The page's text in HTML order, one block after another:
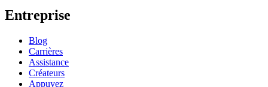
Entreprise
Blog
Carrières
Assistance
Créateurs
Appuyez